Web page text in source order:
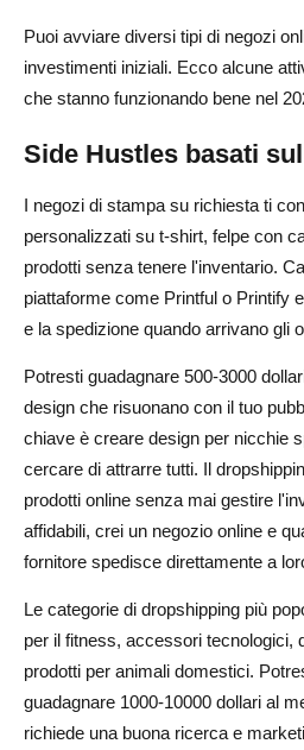
Puoi avviare diversi tipi di negozi
investimenti iniziali. Ecco alcune
che stanno funzionando bene nel
Side Hustles basati
I negozi di stampa su richiesta ti
personalizzati su t-shirt, felpe con
prodotti senza tenere l'inventario.
piattaforme come Printful o Printify
e la spedizione quando arrivano gli
Potresti guadagnare 500-3000
design che risuonano con il tuo
chiave è creare design per nicchie
cercare di attrarre tutti. Il
prodotti online senza mai gestire
affidabili, crei un negozio online e
fornitore spedisce direttamente a
Le categorie di dropshipping più
per il fitness, accessori tecnologici,
prodotti per animali domestici.
guadagnare 1000-10000 dollari al
richiede una buona ricerca e